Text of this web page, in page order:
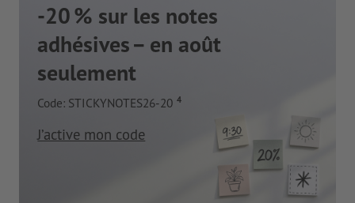
-20 % sur les notes
adhésives – en août
seulement
Code: STICKYNOTES26-20 4
J’active mon code